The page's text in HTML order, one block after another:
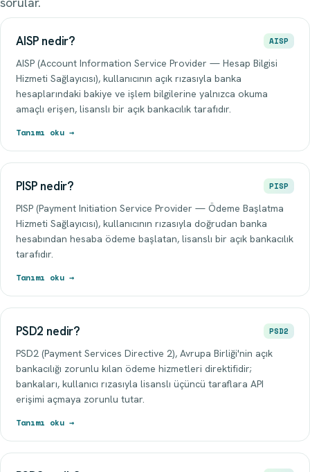
AISP nedir? AISP
AISP (Account Information Service Provider — Hesap Bilgisi
Hizmeti Sağlayıcısı), kullanıcının açık rızasıyla banka
hesaplarındaki bakiye ve işlem bilgilerine yalnızca okuma
amaçlı erişen, lisanslı bir açık bankacılık tarafıdır.
Tanımı oku →
PISP nedir? PISP
PISP (Payment Initiation Service Provider — Ödeme Başlatma
Hizmeti Sağlayıcısı), kullanıcının rızasıyla doğrudan banka
hesabından hesaba ödeme başlatan, lisanslı bir açık bankacılık
tarafıdır.
Tanımı oku →
PSD2 nedir? PSD2
PSD2 (Payment Services Directive 2), Avrupa Birliği'nin açık
bankacılığı zorunlu kılan ödeme hizmetleri direktifidir;
bankaları, kullanıcı rızasıyla lisanslı üçüncü taraflara API
erişimi açmaya zorunlu tutar.
Tanımı oku →